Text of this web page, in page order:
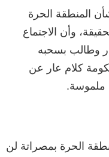
المنطقة الحرة
وأن الاجتماع
وطالب بسحبه
كلام عار عن
ملموسة.
الحرة بمصراتة لن